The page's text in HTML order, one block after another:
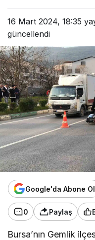
16 Mart 2024, 18:35
güncellendi
Google'da Abone Ol
0 Paylaş
Bursa’nın Gemlik